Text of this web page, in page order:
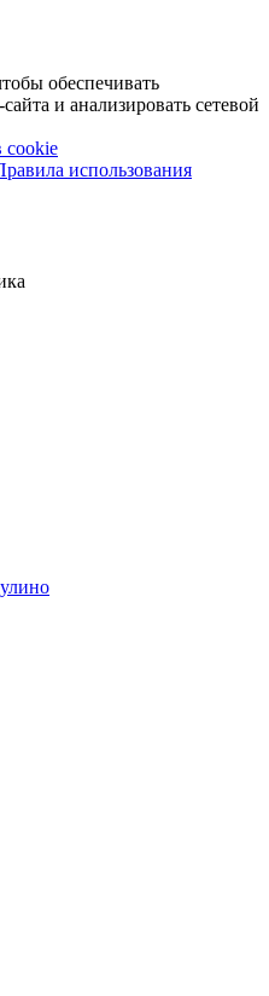
обеспечивать
и анализировать сетевой
cookie
использования